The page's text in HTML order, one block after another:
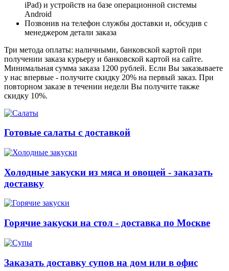
iPad) и устройств на базе операционной системы
Android
Позвонив на телефон службы доставки и, обсудив с
менеджером детали заказа
Три метода оплаты: наличными, банковской картой при
получении заказа курьеру и банковской картой на сайте.
Минимальная сумма заказа 1200 рублей. Если Вы заказываете
у нас впервые - получите скидку 20% на первый заказ. При
повторном заказе в течении недели Вы получите также
скидку 10%.
Готовые салаты с доставкой
Холодные закуски из мяса и овощей - заказать
доставку
Горячие закуски на стол - доставка по Москве
Заказать доставку супов на дом или в офис